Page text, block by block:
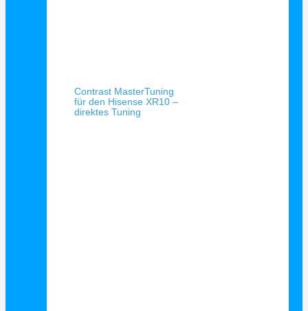
Contrast MasterTuning
für den Hisense XR10 –
direktes Tuning